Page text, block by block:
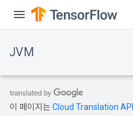
JVM
이 페이지는Cloud Translation API